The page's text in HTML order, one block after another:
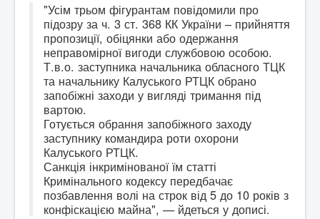
"Усім трьом фігурантам повідомили про
підозру за ч. 3 ст. 368 КК України – прийняття
пропозиції, обіцянки або одержання
неправомірної вигоди службовою особою.
Т.в.о. заступника начальника обласного ТЦК
та начальнику Калуського РТЦК обрано
запобіжні заходи у вигляді тримання під
вартою.
Готується обрання запобіжного заходу
заступнику командира роти охорони
Калуського РТЦК.
Санкція інкримінованої їм статті
Кримінального кодексу передбачає
позбавлення волі на строк від 5 до 10 років з
конфіскацією майна", — йдеться у дописі.